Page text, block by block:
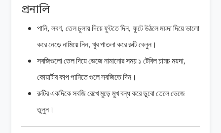
প্রনালি
পানি, লবণ, তেলচুলায়দিয়েফুটতেদিন, ফুটেউঠলেময়দাদিয়েভালো
করেনেড়েনামিয়েনিন, খুবপাতলাকরেরুটিবেলুন।
সবজিগুলোতেলদিয়েভেজেনামানোরসময় ১ টেবিলচামচময়দা,
কোয়ার্টারকাপপানিতেগুলেসবজিতেদিন।
রুটিরএকদিকেসবজিরেখেমুড়েমুখবন্ধকরেডুবোতেলেভেজে
তুলুন।